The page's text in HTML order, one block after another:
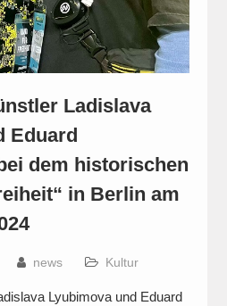
Ladislava
Eduard
dem historischen
in Berlin am
news Kultur
Lyubimova und Eduard